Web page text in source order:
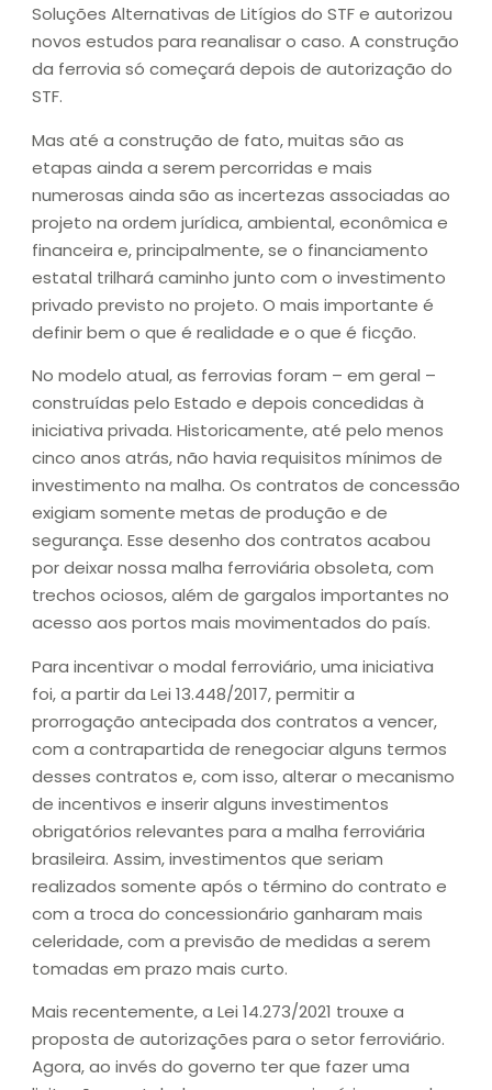
Soluções Alternativas de Litígios do STF e autorizou
novos estudos para reanalisar o caso. A construção
da ferrovia só começará depois de autorização do
STF.
Mas até a construção de fato, muitas são as
etapas ainda a serem percorridas e mais
numerosas ainda são as incertezas associadas ao
projeto na ordem jurídica, ambiental, econômica e
financeira e, principalmente, se o financiamento
estatal trilhará caminho junto com o investimento
privado previsto no projeto. O mais importante é
definir bem o que é realidade e o que é ficção.
No modelo atual, as ferrovias foram – em geral –
construídas pelo Estado e depois concedidas à
iniciativa privada. Historicamente, até pelo menos
cinco anos atrás, não havia requisitos mínimos de
investimento na malha. Os contratos de concessão
exigiam somente metas de produção e de
segurança. Esse desenho dos contratos acabou
por deixar nossa malha ferroviária obsoleta, com
trechos ociosos, além de gargalos importantes no
acesso aos portos mais movimentados do país.
Para incentivar o modal ferroviário, uma iniciativa
foi, a partir da Lei 13.448/2017, permitir a
prorrogação antecipada dos contratos a vencer,
com a contrapartida de renegociar alguns termos
desses contratos e, com isso, alterar o mecanismo
de incentivos e inserir alguns investimentos
obrigatórios relevantes para a malha ferroviária
brasileira. Assim, investimentos que seriam
realizados somente após o término do contrato e
com a troca do concessionário ganharam mais
celeridade, com a previsão de medidas a serem
tomadas em prazo mais curto.
Mais recentemente, a Lei 14.273/2021 trouxe a
proposta de autorizações para o setor ferroviário.
Agora, ao invés do governo ter que fazer uma